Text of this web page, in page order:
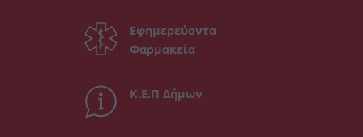
Εφημερεύοντα
Φαρμακεία
Κ.Ε.Π Δήμων